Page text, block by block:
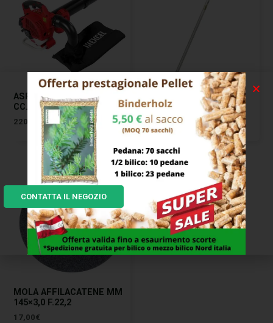
ASPIRATORE SOFFIATORE
CC.26 AS26 EXCEL 00783
220,00 €
BACCHIATORE OLIVE
BATTERIA GIULIVO 4YOU
VOLPI
334,00€
MOLA AFFILACATENE MM
145×3,0 F.22,2
17,00€
CONTATTA IL NEGOZIO